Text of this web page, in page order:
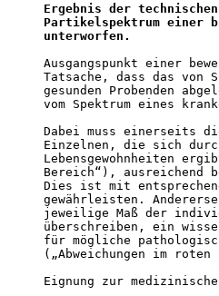
Ergebnis der
Partikelspektrum einer
unterworfen.
Ausgangspunkt einer
Tatsache, dass das von
gesunden Probenden
vom Spektrum eines
Dabei muss einerseits
Einzelnen, die sich
Lebensgewohnheiten
Bereich“), ausreichend
Dies ist mit
gewährleisten.
jeweilige Maß der
überschreiben, ein
für mögliche
(„Abweichungen im
Eignung zur